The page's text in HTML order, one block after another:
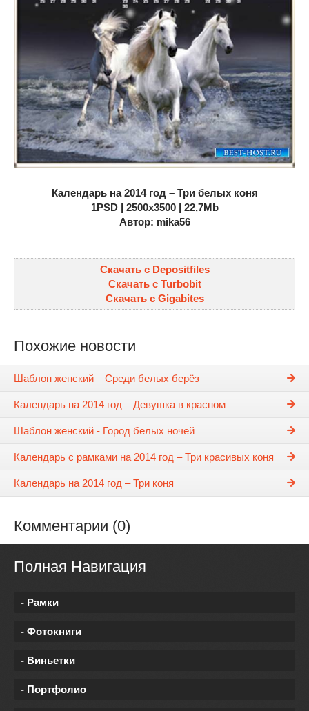
Календарь на 2014 год – Три белых коня
1PSD | 2500х3500 | 22,7Mb
Автор: mika56
Скачать с Depositfiles
Скачать с Turbobit
Скачать с Gigabites
Похожие новости
Шаблон женский – Среди белых берёз
Календарь на 2014 год – Девушка в красном
Шаблон женский - Город белых ночей
Календарь с рамками на 2014 год – Три красивых коня
Календарь на 2014 год – Три коня
Комментарии (0)
Полная Навигация
- Рамки
- Фотокниги
- Виньетки
- Портфолио